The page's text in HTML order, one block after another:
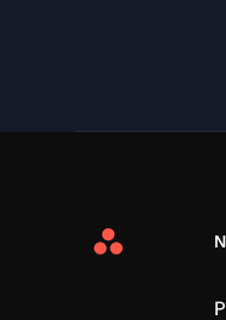
Asana